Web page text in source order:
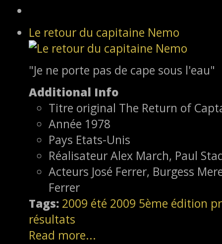
Le retour du capitaine Nemo
"Je ne porte pas de cape sous l'eau"
Additional Info
Titre original The Return of
Année 1978
Pays Etats-Unis
RéalisateurAlex March, Paul
Acteurs José Ferrer, Burgess
Ferrer
Tags: 2009 été 2009 5ème édition
résultats
Read more...